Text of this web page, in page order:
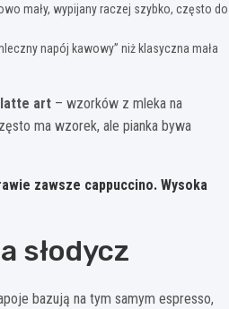
mały, wypijany raczej szybko, często do
napój kawowy” niż klasyczna mała
latte art – wzorków z mleka na
ma wzorek, ale pianka bywa
zawsze cappuccino. Wysoka
słodycz
bazują na tym samym espresso,